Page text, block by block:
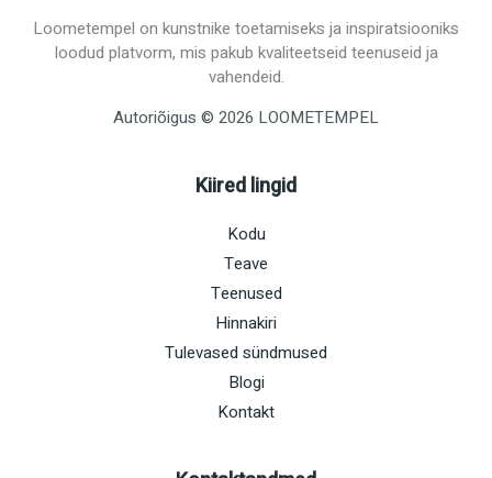
Loometempel on kunstnike toetamiseks ja inspiratsiooniks
loodud platvorm, mis pakub kvaliteetseid teenuseid ja
vahendeid.
Autoriõigus © 2026 LOOMETEMPEL
Kiired lingid
Kodu
Teave
Teenused
Hinnakiri
Tulevased sündmused
Blogi
Kontakt